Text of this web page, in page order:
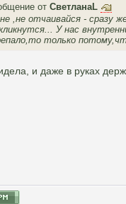
от СветланаL
,не отчаивайся - сразу
У нас
только
и даже в руках